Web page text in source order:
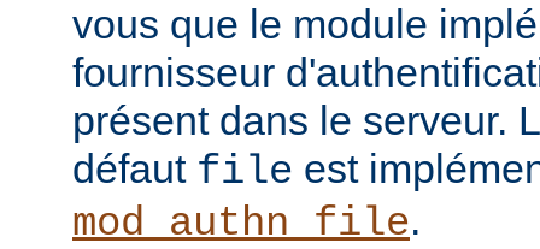
vous que le module
fournisseur
présent dans le serveur.
défaut file est
mod_authn_file.